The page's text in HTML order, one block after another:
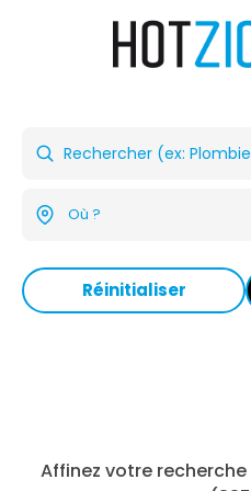
Réinitialiser
Affinez votre recherche